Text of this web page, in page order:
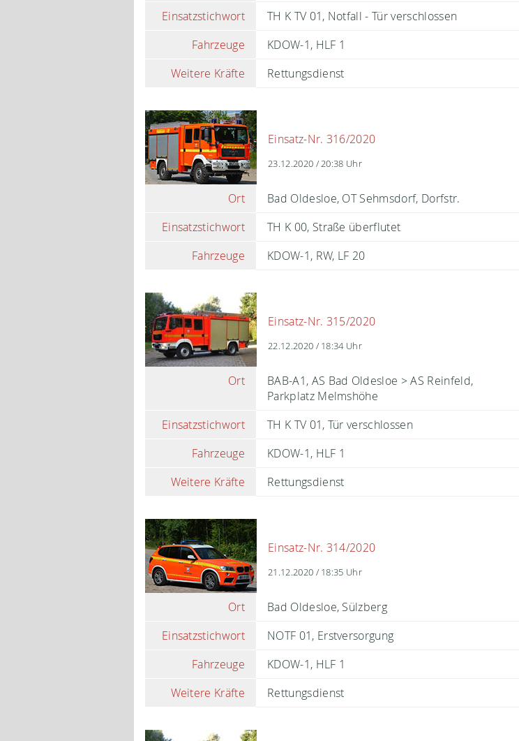
Einsatzstichwort
TH K TV 01, Notfall - Tür verschlossen
Fahrzeuge
KDOW-1 HLF 1
Weitere Kräfte
Rettungsdienst
Einsatz-Nr. 316/2020
23.12.2020 / 20:38 Uhr
Ort
Bad Oldesloe, OT Sehmsdorf, Dorfstr.
Einsatzstichwort
TH K 00, Straße überflutet
Fahrzeuge
KDOW-1 RW LF 20
Einsatz-Nr. 315/2020
22.12.2020 / 18:34 Uhr
Ort
BAB-A1, AS Bad Oldesloe > AS Reinfeld,
Parkplatz Melmshöhe
Einsatzstichwort
TH K TV 01, Tür verschlossen
Fahrzeuge
KDOW-1 HLF 1
Weitere Kräfte
Rettungsdienst
Einsatz-Nr. 314/2020
21.12.2020 / 18:35 Uhr
Ort
Bad Oldesloe, Sülzberg
Einsatzstichwort
NOTF 01, Erstversorgung
Fahrzeuge
KDOW-1 HLF 1
Weitere Kräfte
Rettungsdienst